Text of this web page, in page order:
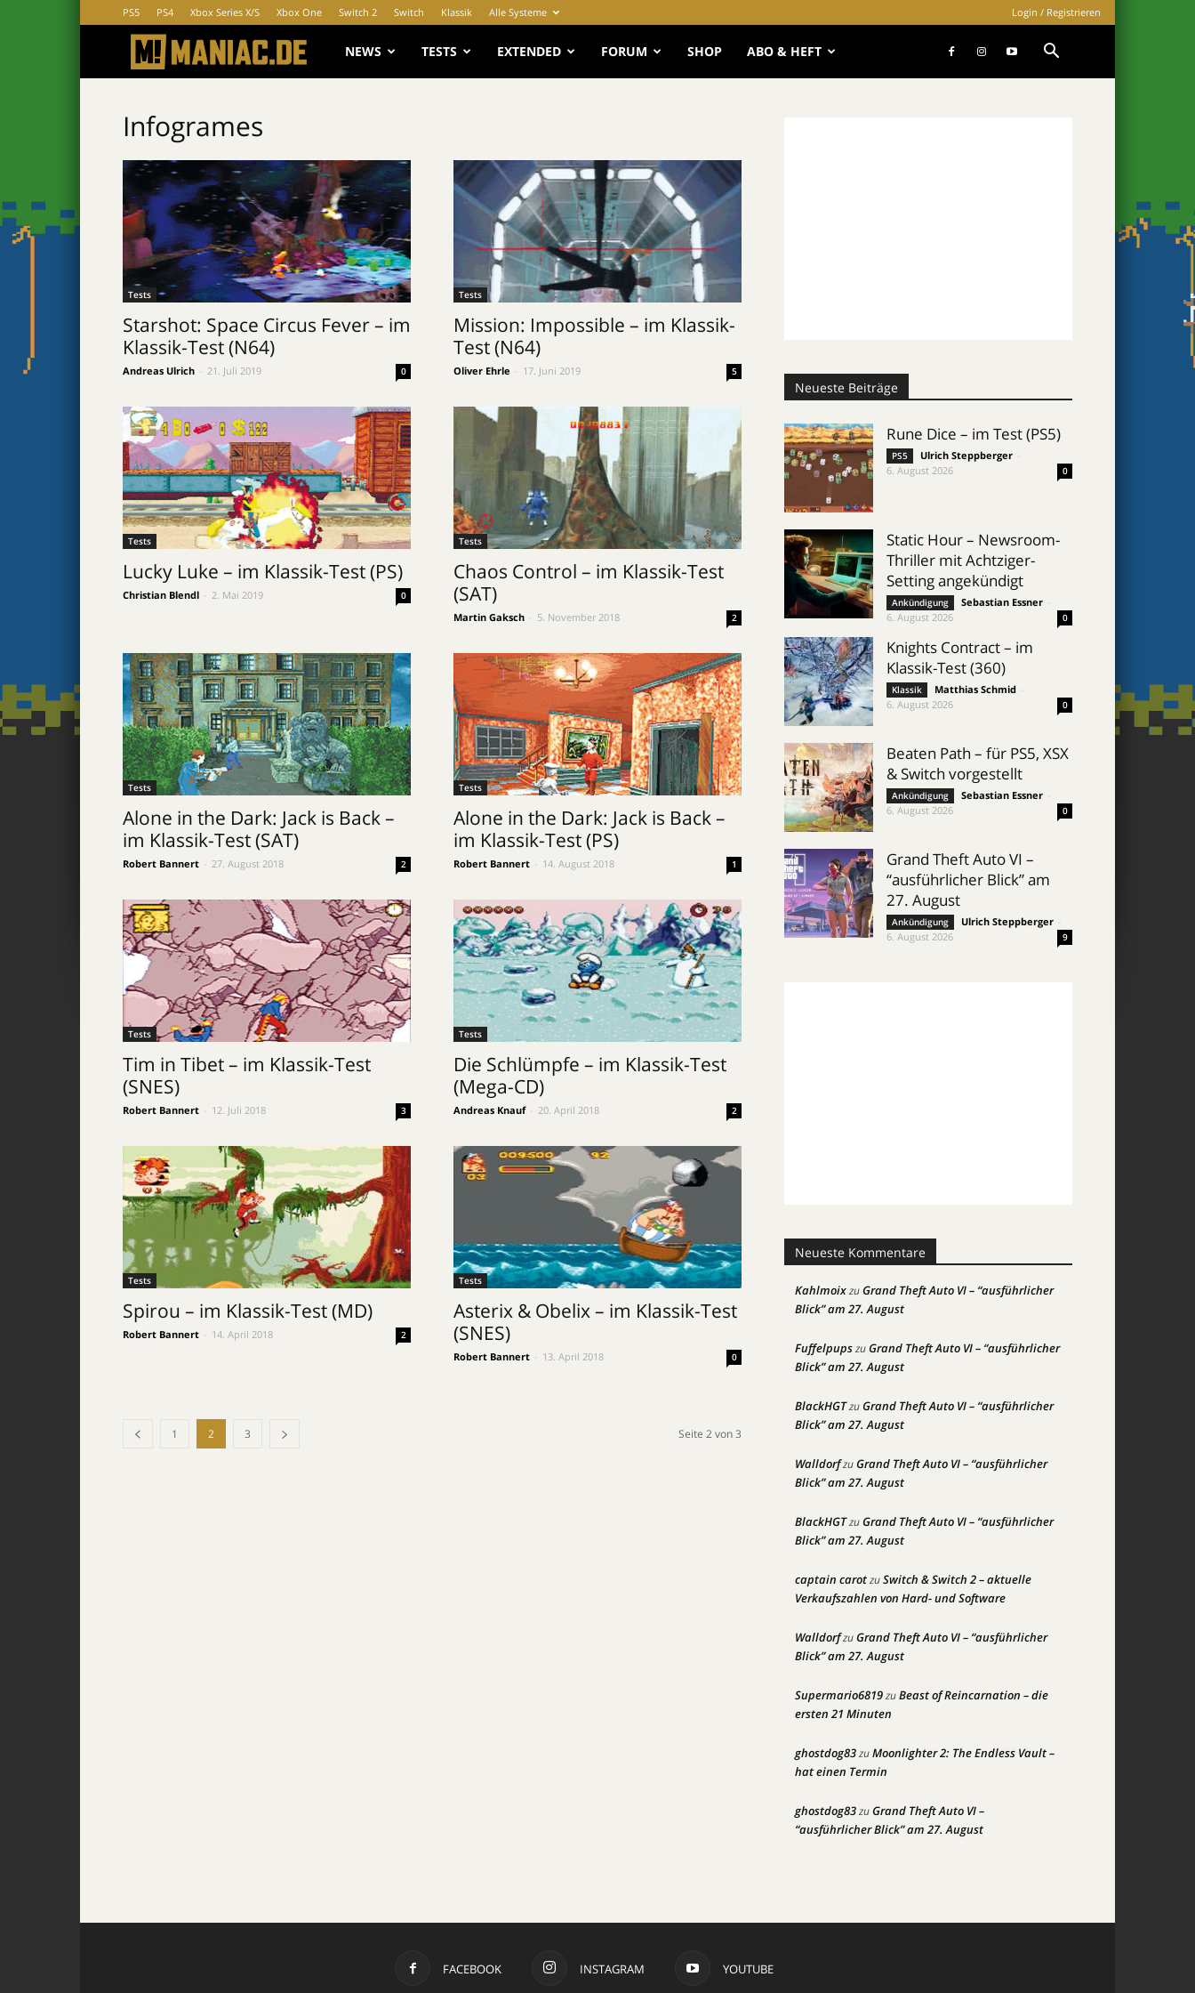
PS5 PS4 Xbox Series X/S Xbox One Switch 2 Switch Klassik Alle Systeme Login / Registrieren
MANIAC.de
NEWS TESTS EXTENDED FORUM SHOP ABO & HEFT
Infogrames
Tests
Starshot: Space Circus Fever – im
Klassik-Test (N64)
Andreas Ulrich 21. Juli 2019 0
Tests
Mission: Impossible – im Klassik-
Test (N64)
Oliver Ehrle 17. Juni 2019 5
Tests
Lucky Luke – im Klassik-Test (PS)
Christian Blendl 2. Mai 2019 0
Tests
Chaos Control – im Klassik-Test
(SAT)
Martin Gaksch 5. November 2018 2
Tests
Alone in the Dark: Jack is Back –
im Klassik-Test (SAT)
Robert Bannert 27. August 2018 2
Tests
Alone in the Dark: Jack is Back –
im Klassik-Test (PS)
Robert Bannert 14. August 2018 1
Tests
Tim in Tibet – im Klassik-Test
(SNES)
Robert Bannert 12. Juli 2018 3
Tests
Die Schlümpfe – im Klassik-Test
(Mega-CD)
Andreas Knauf 20. April 2018 2
Tests
Spirou – im Klassik-Test (MD)
Robert Bannert 14. April 2018 2
Tests
Asterix & Obelix – im Klassik-Test
(SNES)
Robert Bannert 13. April 2018 0
1 2 3 Seite 2 von 3
Neueste Beiträge
Rune Dice – im Test (PS5)
PS5 Ulrich Steppberger
6. August 2026
0
Static Hour – Newsroom-
Thriller mit Achtziger-
Setting angekündigt
Ankündigung Sebastian Essner
6. August 2026
0
Knights Contract – im
Klassik-Test (360)
Klassik Matthias Schmid
6. August 2026
0
Beaten Path – für PS5, XSX
& Switch vorgestellt
Ankündigung Sebastian Essner
6. August 2026
0
Grand Theft Auto VI –
“ausführlicher Blick” am
27. August
Ankündigung Ulrich Steppberger
6. August 2026
9
Neueste Kommentare
KahlmoixzuGrand Theft Auto VI – “ausführlicher
Blick” am 27. August
FuffelpupszuGrand Theft Auto VI – “ausführlicher
Blick” am 27. August
BlackHGTzuGrand Theft Auto VI – “ausführlicher
Blick” am 27. August
WalldorfzuGrand Theft Auto VI – “ausführlicher
Blick” am 27. August
BlackHGTzuGrand Theft Auto VI – “ausführlicher
Blick” am 27. August
captain carotzuSwitch & Switch 2 – aktuelle
Verkaufszahlen von Hard- und Software
WalldorfzuGrand Theft Auto VI – “ausführlicher
Blick” am 27. August
Supermario6819zuBeast of Reincarnation – die
ersten 21 Minuten
ghostdog83zuMoonlighter 2: The Endless Vault –
hat einen Termin
ghostdog83zuGrand Theft Auto VI –
“ausführlicher Blick” am 27. August
FACEBOOK INSTAGRAM YOUTUBE